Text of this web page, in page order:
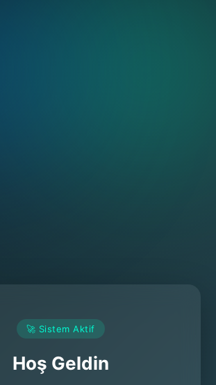
🚀 Sistem Aktif
Hoş Geldin